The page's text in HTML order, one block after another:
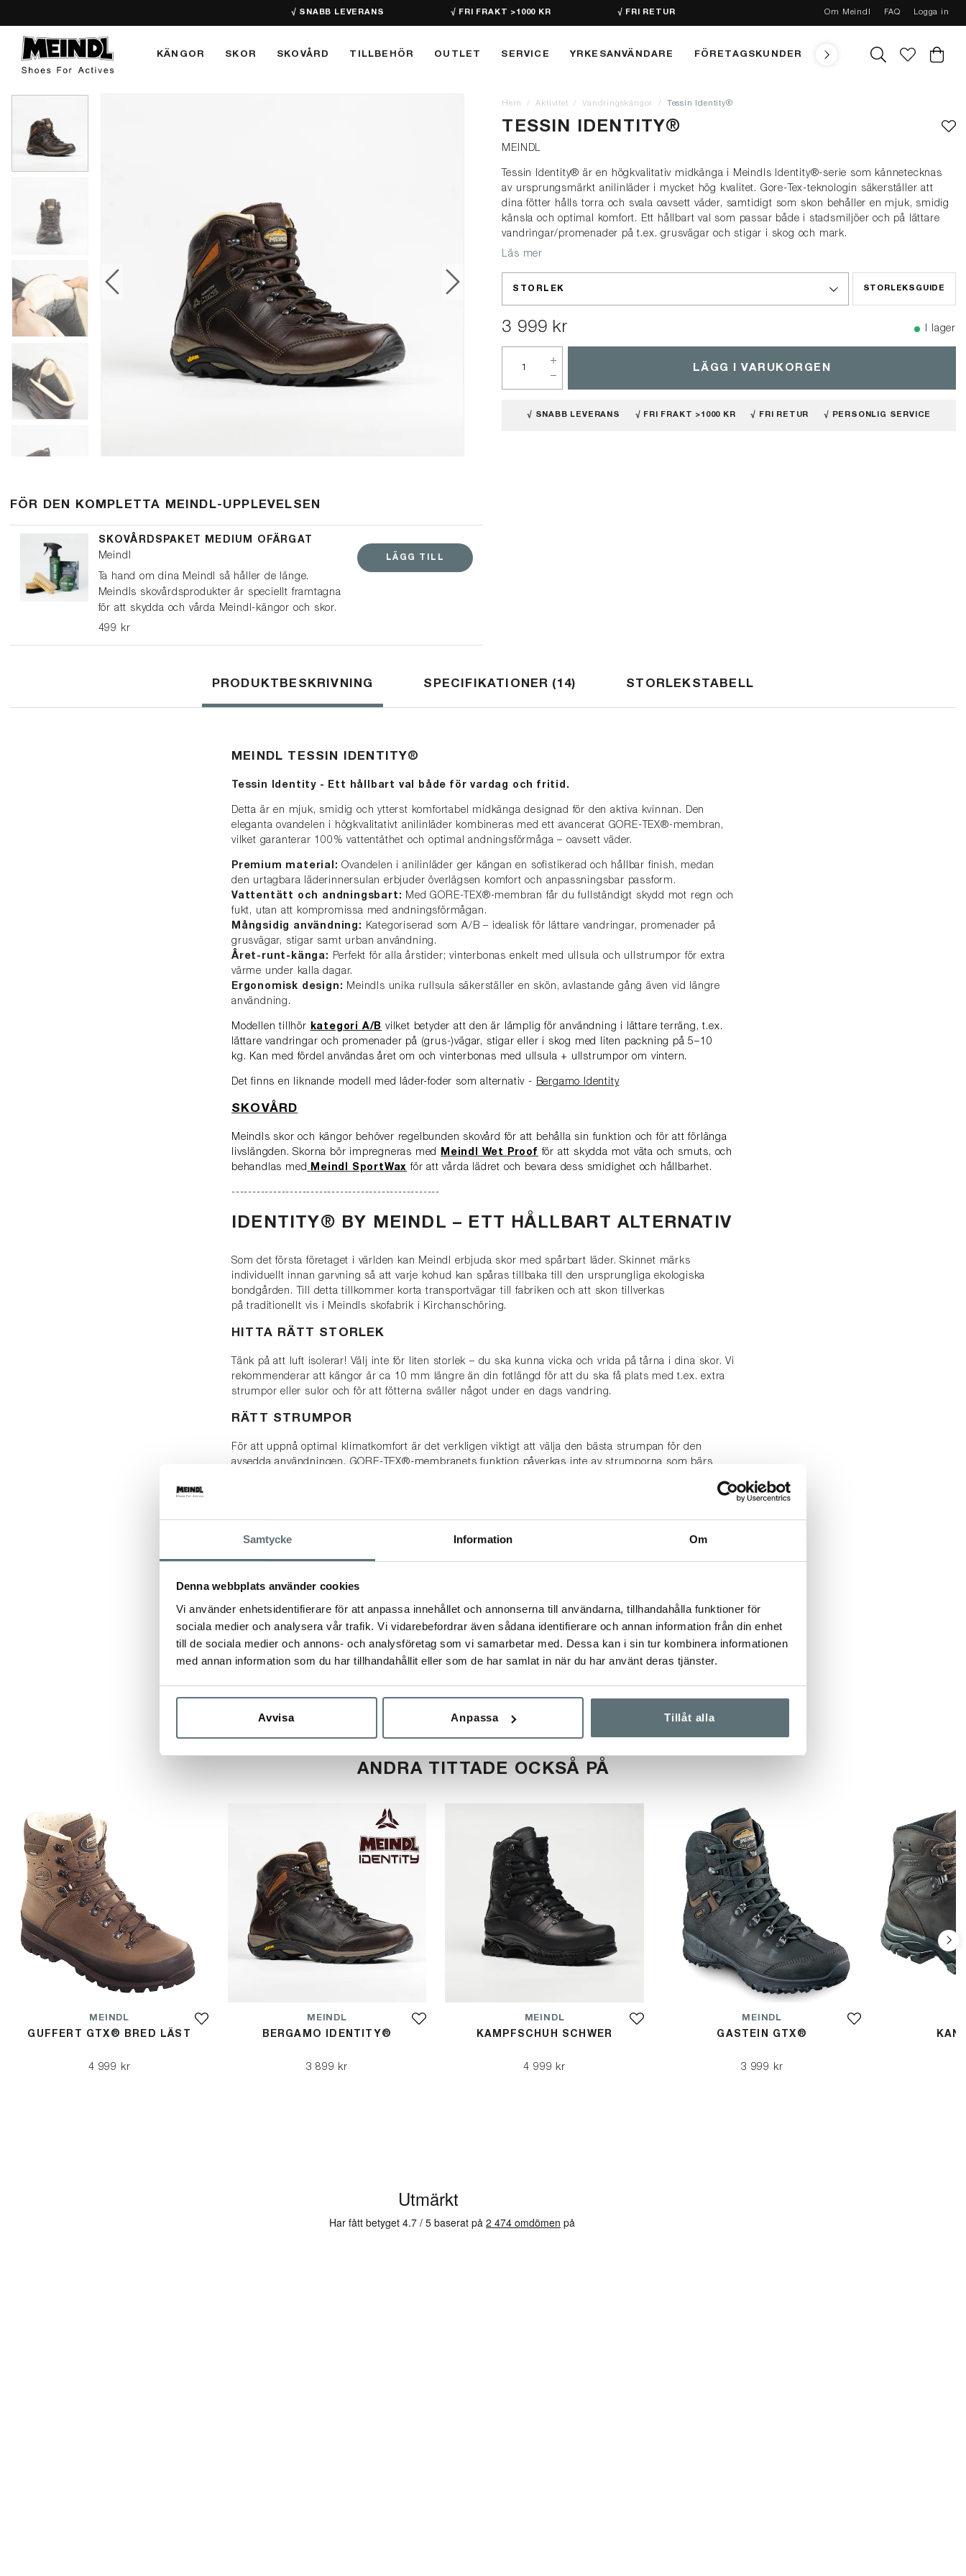
Samtycke Information Om
Denna webbplats använder cookies
Vi använder enhetsidentifierare för att anpassa innehållet och annonserna till användarna, tillhandahålla funktioner för
sociala medier och analysera vår trafik. Vi vidarebefordrar även sådana identifierare och annan information från din enhet
till de sociala medier och annons- och analysföretag som vi samarbetar med. Dessa kan i sin tur kombinera informationen
med annan information som du har tillhandahållit eller som de har samlat in när du har använt deras tjänster.
Avvisa Anpassa Tillåt alla
√ SNABB LEVERANS √ FRI FRAKT >1000 KR √ FRI RETUR Om Meindl FAQ Logga in
KÄNGOR SKOR SKOVÅRD TILLBEHÖR OUTLET SERVICE YRKESANVÄNDARE FÖRETAGSKUNDER TEKNIK MEINDL
Hem Aktivitet Vandringskängor Tessin Identity®
TESSIN IDENTITY®
MEINDL
Tessin Identity® är en högkvalitativ midkänga i Meindls Identity®-serie som kännetecknas
av ursprungsmärkt anilinläder i mycket hög kvalitet. Gore-Tex-teknologin säkerställer att
dina fötter hålls torra och svala oavsett väder, samtidigt som skon behåller en mjuk, smidig
känsla och optimal komfort. Ett hållbart val som passar både i stadsmiljöer och på lättare
vandringar/promenader på t.ex. grusvägar och stigar i skog och mark.
Läs mer
STORLEKSGUIDE
STORLEK
3 999 kr I lager
LÄGG I VARUKORGEN
√ SNABB LEVERANS √ FRI FRAKT >1000 KR √ FRI RETUR √ PERSONLIG SERVICE
FÖR DEN KOMPLETTA MEINDL-UPPLEVELSEN
SKOVÅRDSPAKET MEDIUM OFÄRGAT
Meindl
Ta hand om dina Meindl så håller de länge.
Meindls skovårdsprodukter är speciellt framtagna
för att skydda och vårda Meindl-kängor och skor.
Det här paketet passar för kängor och lågskor i
499 kr
LÄGG TILL
PRODUKTBESKRIVNING SPECIFIKATIONER 14 STORLEKSTABELL
MEINDL TESSIN IDENTITY®
Tessin Identity - Ett hållbart val både för vardag och fritid.
Detta är en mjuk, smidig och ytterst komfortabel midkänga designad för den aktiva kvinnan. Den
eleganta ovandelen i högkvalitativt anilinläder kombineras med ett avancerat GORE-TEX®-membran,
vilket garanterar 100% vattentäthet och optimal andningsförmåga – oavsett väder.
Premium material: Ovandelen i anilinläder ger kängan en sofistikerad och hållbar finish, medan
den urtagbara läderinnersulan erbjuder överlägsen komfort och anpassningsbar passform.
Vattentätt och andningsbart: Med GORE-TEX®-membran får du fullständigt skydd mot regn och
fukt, utan att kompromissa med andningsförmågan.
Mångsidig användning: Kategoriserad som A/B – idealisk för lättare vandringar, promenader på
grusvägar, stigar samt urban användning.
Året-runt-känga: Perfekt för alla årstider; vinterbonas enkelt med ullsula och ullstrumpor för extra
värme under kalla dagar.
Ergonomisk design: Meindls unika rullsula säkerställer en skön, avlastande gång även vid längre
användning.
Modellen tillhör kategori A/B vilket betyder att den är lämplig för användning i lättare terräng, t.ex.
lättare vandringar och promenader på (grus-)vägar, stigar eller i skog med liten packning på 5–10
kg. Kan med fördel användas året om och vinterbonas med ullsula + ullstrumpor om vintern.
Det finns en liknande modell med läder-foder som alternativ - Bergamo Identity
SKOVÅRD
Meindls skor och kängor behöver regelbunden skovård för att behålla sin funktion och för att förlänga
livslängden. Skorna bör impregneras med Meindl Wet Proof för att skydda mot väta och smuts, och
behandlas med Meindl SportWax för att vårda lädret och bevara dess smidighet och hållbarhet.
--------------------------------------------------
IDENTITY® BY MEINDL – ETT HÅLLBART ALTERNATIV
Som det första företaget i världen kan Meindl erbjuda skor med spårbart läder. Skinnet märks
individuellt innan garvning så att varje kohud kan spåras tillbaka till den ursprungliga ekologiska
bondgården. Till detta tillkommer korta transportvägar till fabriken och att skon tillverkas
på traditionellt vis i Meindls skofabrik i Kirchanschöring.
HITTA RÄTT STORLEK
Tänk på att luft isolerar! Välj inte för liten storlek – du ska kunna vicka och vrida på tårna i dina skor. Vi
rekommenderar att kängor är ca 10 mm längre än din fotlängd för att du ska få plats med t.ex. extra
strumpor eller sulor och för att fötterna sväller något under en dags vandring.
RÄTT STRUMPOR
För att uppnå optimal klimatkomfort är det verkligen viktigt att välja den bästa strumpan för den
avsedda användningen. GORE-TEX®-membranets funktion påverkas inte av strumporna som bärs
Leta efter rätt materialblandning:100% bomull absorberar mycket fukt och släpper den bara
mycket långsamt. Fukten förblir bredvid dina fötter och dina fötter börjar kännas kalla. Det är därför en
blandning av högkvalitativ ull (t.ex. Merino) och syntetfibrer (t.ex. polyester, polyamid) är bäst. Läs mer
i vårStrumpguide.
VÅRDA DINA SKOR OCH KÄNGOR
Alla Meindls skor och kängor är förvisso impregnerade från fabriken, men vårdprodukterna är flyktiga.
Så impregnera eller vaxa dina skor före första användning.
För rätt skovård, se dennaGuide.
ANDRA TITTADE OCKSÅ PÅ
MEINDL
GUFFERT GTX® BRED LÄST
4 999 kr
MEINDL
BERGAMO IDENTITY®
3 899 kr
MEINDL
KAMPFSCHUH SCHWER
4 999 kr
MEINDL
GASTEIN GTX®
3 999 kr